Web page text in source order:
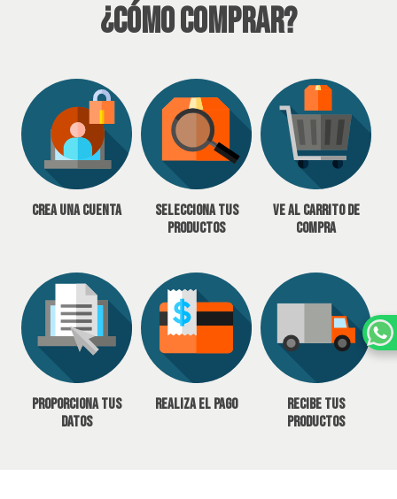
¿Cómo Comprar?
Crea una cuenta
Selecciona tus
productos
Ve al carrito de
compra
Proporciona tus
datos
Realiza el pago
Recibe tus
productos